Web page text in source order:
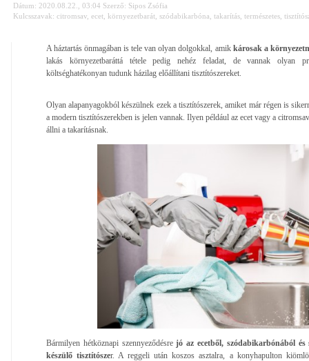
Dátum: 2020.08.22., 03:04 Szerző: Sipos Zsófia
Kulcsszavak: citromsav ecet környezetbarát szódabikarbóna takarítás természetes
A háztartás önmagában is tele van olyan dolgokkal, amik károsak a
lakás környezetbaráttá tétele pedig nehéz feladat, de vannak olyan
költséghatékonyan tudunk házilag előállítani tisztítószereket.
Olyan alapanyagokból készülnek ezek a tisztítószerek, amiket már régen is
a modern tisztítószerekben is jelen vannak. Ilyen például az ecet vagy a
állni a takarításnak.
Bármilyen hétköznapi szennyeződésrejó az ecetből, szódabikarbónából és
készülő tisztítószer. A reggeli után koszos asztalra, a konyhapulton